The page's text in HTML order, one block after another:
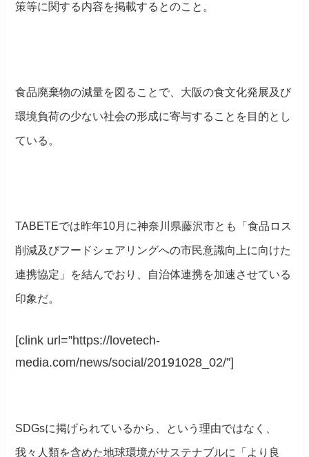
策等に関する内容を掲載するとのこと。
食品廃棄物の減量を図ることで、大阪の食文化発展及び
環境負荷の少ない社会の形成に寄与することを目的とし
ている。
TABETEでは昨年10月に神奈川県藤沢市とも「食品ロス
削減及びフードシェアリングへの市民意識向上に向けた
連携協定」を結んでおり、自治体連携を加速させている
印象だ。
[clink url=”https://lovetech-
media.com/news/social/20191028_02/”]
SDGsに掲げられているから、という理由ではなく、
我々人類を含めた地球環境がサステナブルに「より良